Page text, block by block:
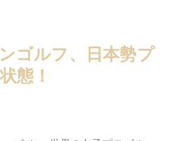
ゴルフ、日本勢プ
態！